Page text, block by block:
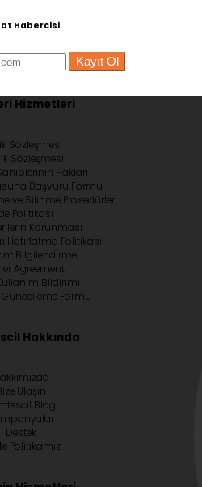
Habercisi
Kayıt Ol
Hizmetleri
Sözleşmesi
Sözleşmesi
Hakları
Başvuru Formu
ve Silinme Prosedürleri
Politikası
Korunması
Hatırlatma Politikası
Bilgilendirme
Agreement
Bildirimi
Güncelleme Formu
Hakkında
Ulaşın
Blog
Destek
Politikamız